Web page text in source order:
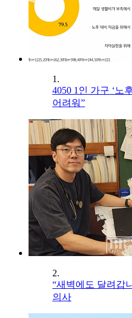
1.
4050 1인 가구 ‘노
어려워”
2.
“새벽에도 달려갑
의사